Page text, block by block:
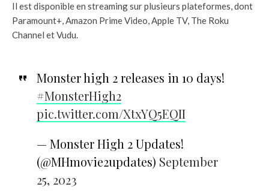
Il est disponible en streaming sur plusieurs plateformes, dont
Paramount+, Amazon Prime Video, Apple TV, The Roku
Channel et Vudu.
Monster high 2 releases in 10 days!
#MonsterHigh2
pic.twitter.com/XtxYQ5EQII
— Monster High 2 Updates!
(@MHmovie2updates) September
25, 2023